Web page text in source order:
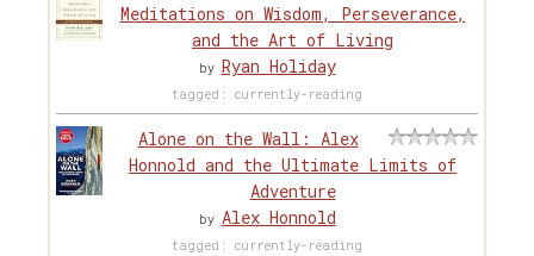
Meditations on Wisdom, Perseverance,
and the Art of Living
by Ryan Holiday
tagged: currently-reading
Alone on the Wall: Alex
Honnold and the Ultimate Limits of
Adventure
by Alex Honnold
tagged: currently-reading